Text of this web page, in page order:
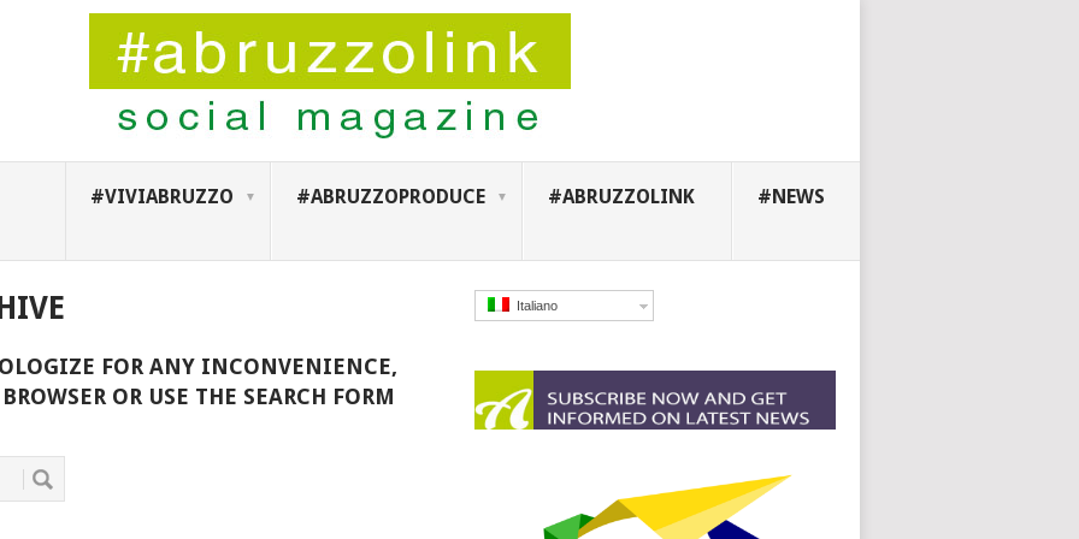
#VIVIABRUZZO #ABRUZZOPRODUCE #ABRUZZOLINK #NEWS
FOR ANY INCONVENIENCE,
OR USE THE SEARCH FORM
Italiano